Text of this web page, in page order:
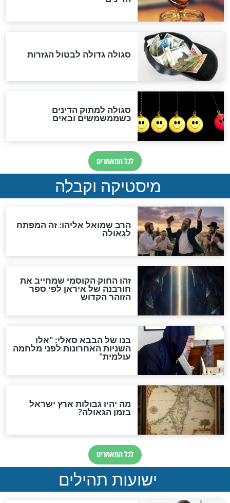
אחרית הימים
האם אפשר לחשב את הקץ?
מה יהיה בימות המשיח?
"לפני הגאולה תהיה אפיקורסות
והכחשה גדולה מאוד של
האמונה"
האם לאחר בוא המשיח יהיה
אפשר לחזור בתשובה?
לכל המאמרים
להמתקת הדינים וביטול
גזרות